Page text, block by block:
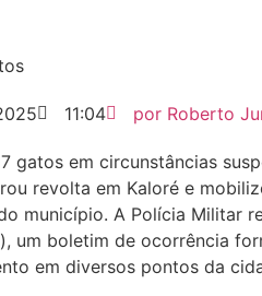
11:04 por Roberto
gatos em circunstâncias
revolta em Kaloré e
município. A Polícia Militar
um boletim de ocorrência
em diversos pontos da